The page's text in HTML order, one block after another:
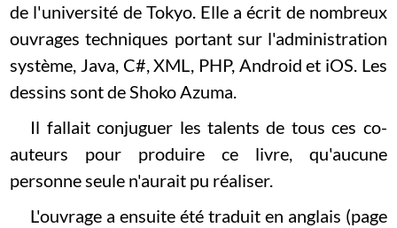
de l'université de Tokyo. Elle a écrit de nombreux
ouvrages techniques portant sur l'administration
système, Java, C#, XML, PHP, Android et iOS. Les
dessins sont de Shoko Azuma.
Il fallait conjuguer les talents de tous ces co-
auteurs pour produire ce livre, qu'aucune
personne seule n'aurait pu réaliser.
L'ouvrage a ensuite été traduit en anglais (page